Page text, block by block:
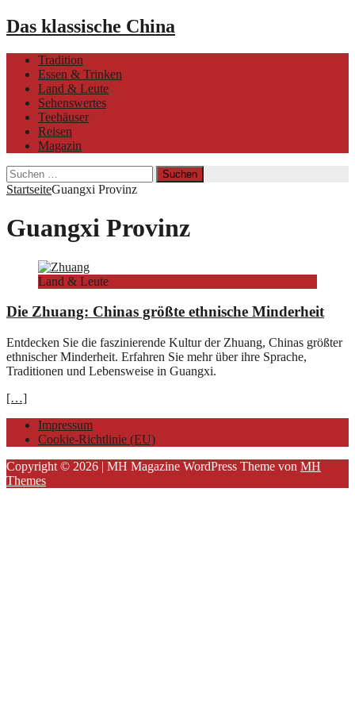
Das klassische China
Tradition
Essen & Trinken
Land & Leute
Sehenswertes
Teehäuser
Reisen
Magazin
Suchen
nach:
StartseiteGuangxi Provinz
Guangxi Provinz
Land & Leute
Die Zhuang: Chinas größte ethnische Minderheit
Entdecken Sie die faszinierende Kultur der Zhuang, Chinas größter
ethnischer Minderheit. Erfahren Sie mehr über ihre Sprache,
Traditionen und Lebensweise in Guangxi.
[…]
Impressum
Cookie-Richtlinie (EU)
Copyright © 2026 | MH Magazine WordPress Theme von MH
Themes